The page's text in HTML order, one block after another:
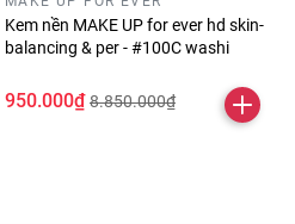
Kem nền MAKE UP for ever hd skin-
balancing & per - #100C washi
950.000₫ 8.850.000₫